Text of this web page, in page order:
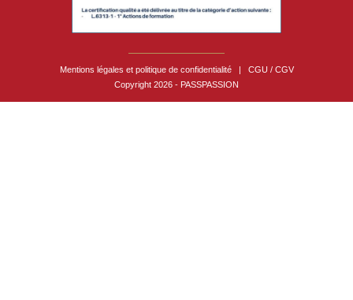
Mentions légales et politique de confidentialité
CGU / CGV
Copyright 2026 - PASSPASSION